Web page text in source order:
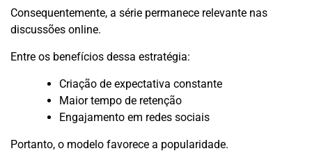
Consequentemente, a série permanece relevante nas
discussões online.
Entre os benefícios dessa estratégia:
Criação de expectativa constante
Maior tempo de retenção
Engajamento em redes sociais
Portanto, o modelo favorece a popularidade.